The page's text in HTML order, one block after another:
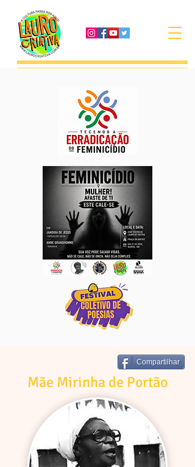
Compartilhar
Mãe Mirinha de Portão